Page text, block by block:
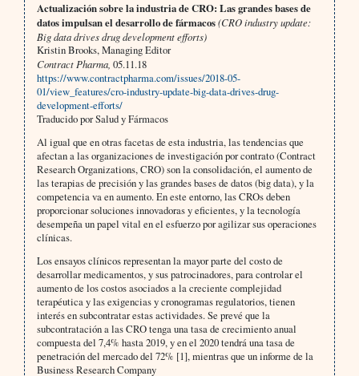
Actualización sobre la industria de CRO: Las grandes bases de
datos impulsan el desarrollo de fármacos(CRO industry update:
Big data drives drug development efforts)
Kristin Brooks, Managing Editor
Contract Pharma, 05.11.18
https://www.contractpharma.com/issues/2018-05-
01/view_features/cro-industry-update-big-data-drives-drug-
development-efforts/
Traducido por Salud y Fármacos
Al igual que en otras facetas de esta industria, las tendencias que
afectan a las organizaciones de investigación por contrato (Contract
Research Organizations, CRO) son la consolidación, el aumento de
las terapias de precisión y las grandes bases de datos (big data), y la
competencia va en aumento. En este entorno, las CROs deben
proporcionar soluciones innovadoras y eficientes, y la tecnología
desempeña un papel vital en el esfuerzo por agilizar sus operaciones
clínicas.
Los ensayos clínicos representan la mayor parte del costo de
desarrollar medicamentos, y sus patrocinadores, para controlar el
aumento de los costos asociados a la creciente complejidad
terapéutica y las exigencias y cronogramas regulatorios, tienen
interés en subcontratar estas actividades. Se prevé que la
subcontratación a las CRO tenga una tasa de crecimiento anual
compuesta del 7,4% hasta 2019, y en el 2020 tendrá una tasa de
penetración del mercado del 72% [1], mientras que un informe de la
Business Research Company